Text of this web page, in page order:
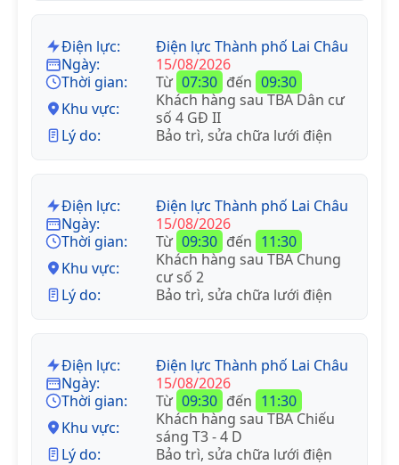
Điện lực:
Điện lực Thành phố Lai Châu
Ngày:
15/08/2026
Thời gian:
Từ 07:30 đến 09:30
Khu vực:
Khách hàng sau TBA Dân cư
số 4 GĐ II
Lý do:
Bảo trì, sửa chữa lưới điện
Điện lực:
Điện lực Thành phố Lai Châu
Ngày:
15/08/2026
Thời gian:
Từ 09:30 đến 11:30
Khu vực:
Khách hàng sau TBA Chung
cư số 2
Lý do:
Bảo trì, sửa chữa lưới điện
Điện lực:
Điện lực Thành phố Lai Châu
Ngày:
15/08/2026
Thời gian:
Từ 09:30 đến 11:30
Khu vực:
Khách hàng sau TBA Chiếu
sáng T3 - 4 D
Lý do:
Bảo trì, sửa chữa lưới điện